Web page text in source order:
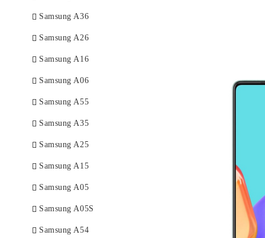
Samsung A36
Samsung A26
Samsung A16
Samsung A06
Samsung A55
Samsung A35
Samsung A25
Samsung A15
Samsung A05
Samsung A05S
Samsung A54